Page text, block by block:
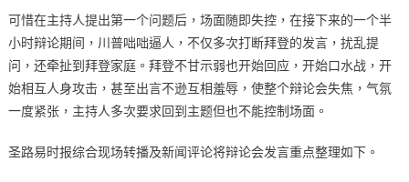
题
失
焦〉
中
可惜在主持人提出第一个问题后，场面随即失控，在接下来的一个半
小时辩论期间，川普咄咄逼人，不仅多次打断拜登的发言，扰乱提
问，还牵扯到拜登家庭。拜登不甘示弱也开始回应，开始口水战，开
始相互人身攻击，甚至出言不逊互相羞辱，使整个辩论会失焦，气氛
一度紧张，主持人多次要求回到主题但也不能控制场面。
圣路易时报综合现场转播及新闻评论将辩论会发言重点整理如下。